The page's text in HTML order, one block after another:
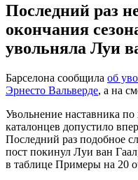
Последний раз
окончания
увольняла Луи
Барселона сообщила об
Эрнесто Вальверде, а на
Увольнение наставника по
каталонцев допустило
Последний раз подобное
пост покинул Луи ван
в таблице Примеры на 20